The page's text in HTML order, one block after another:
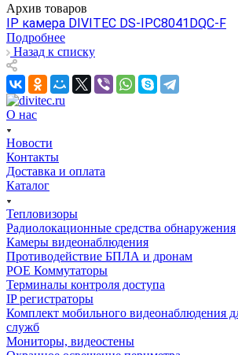
Архив товаров
IP камера DIVITEC DS-IPC8041DQC-F
Подробнее
Назад к списку
О нас
Новости
Контакты
Доставка и оплата
Каталог
Тепловизоры
Радиолокационные средства обнаружения
Камеры видеонаблюдения
Противодействие БПЛА и дронам
РОЕ Коммутаторы
Терминалы контроля доступа
IP регистраторы
Комплект мобильного видеонаблюдения
служб
Мониторы, видеостены